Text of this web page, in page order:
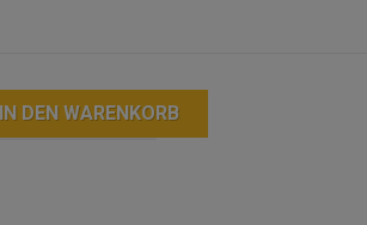
IN DEN WARENKORB